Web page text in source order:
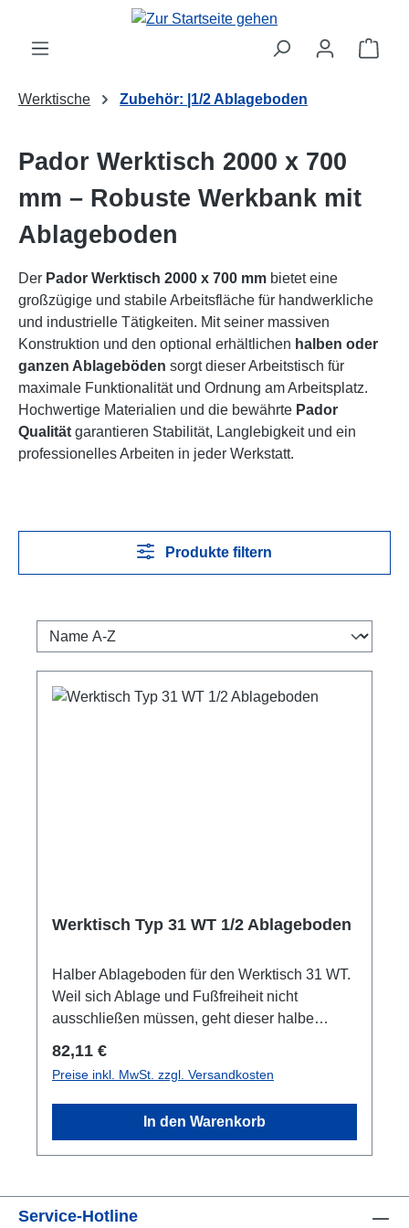
Zum Hauptinhalt springen
Werktische Zubehör: |1/2 Ablageboden
Pador Werktisch 2000 x 700
mm – Robuste Werkbank mit
Ablageboden
Der Pador Werktisch 2000 x 700 mm bietet eine
großzügige und stabile Arbeitsfläche für handwerkliche
und industrielle Tätigkeiten. Mit seiner massiven
Konstruktion und den optional erhältlichen halben oder
ganzen Ablageböden sorgt dieser Arbeitstisch für
maximale Funktionalität und Ordnung am Arbeitsplatz.
Hochwertige Materialien und die bewährte Pador
Qualität garantieren Stabilität, Langlebigkeit und ein
professionelles Arbeiten in jeder Werkstatt.
Produkte filtern
Werktisch Typ 31 WT 1/2 Ablageboden
Halber Ablageboden für den Werktisch 31 WT.
Weil sich Ablage und Fußfreiheit nicht
ausschließen müssen, geht dieser halbe
den richtigen Kompromiss ein. Dieser halbe
Ablageboden dient als stabiles Zubehör für
den langen Werktisch 31 WT. Das verzinkte
Blech wird durch das zusätzliche Längsrohr
sicher verstauen – und sind zugleich jederzeit
greifbar. Der halbe Ablageboden für den
Regulärer Preis:
82,11 €
Preise inkl. MwSt. zzgl. Versandkosten
In den Warenkorb
Service-Hotline